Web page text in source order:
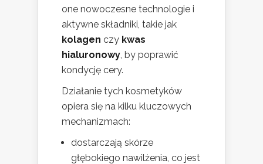
one nowoczesne technologie i
aktywne składniki, takie jak
kolagen czy kwas
hialuronowy , by poprawić
kondycję cery.
Działanie tych kosmetyków
opiera się na kilku kluczowych
mechanizmach:
dostarczają skórze
głębokiego nawilżenia, co jest